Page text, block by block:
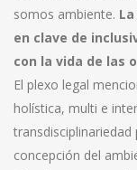
somos ambiente.
en clave de
con la vida de las
El plexo legal
holística, multi e
concepción del